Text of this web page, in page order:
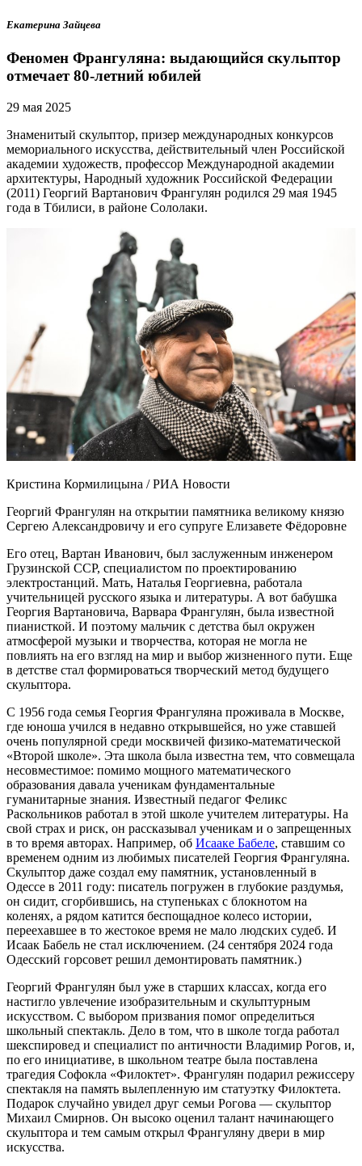
Екатерина Зайцева
Феномен Франгуляна: выдающийся скульптор
отмечает 80-летний юбилей
29 мая 2025
Знаменитый скульптор, призер международных конкурсов
мемориального искусства, действительный член Российской
академии художеств, профессор Международной академии
архитектуры, Народный художник Российской Федерации
(2011) Георгий Вартанович Франгулян родился 29 мая 1945
года в Тбилиси, в районе Сололаки.
Кристина Кормилицына / РИА Новости
Георгий Франгулян на открытии памятника великому князю
Сергею Александровичу и его супруге Елизавете Фёдоровне
Его отец, Вартан Иванович, был заслуженным инженером
Грузинской ССР, специалистом по проектированию
электростанций. Мать, Наталья Георгиевна, работала
учительницей русского языка и литературы. А вот бабушка
Георгия Вартановича, Варвара Франгулян, была известной
пианисткой. И поэтому мальчик с детства был окружен
атмосферой музыки и творчества, которая не могла не
повлиять на его взгляд на мир и выбор жизненного пути. Еще
в детстве стал формироваться творческий метод будущего
скульптора.
С 1956 года семья Георгия Франгуляна проживала в Москве,
где юноша учился в недавно открывшейся, но уже ставшей
очень популярной среди москвичей физико-математической
«Второй школе». Эта школа была известна тем, что совмещала
несовместимое: помимо мощного математического
образования давала ученикам фундаментальные
гуманитарные знания. Известный педагог Феликс
Раскольников работал в этой школе учителем литературы. На
свой страх и риск, он рассказывал ученикам и о запрещенных
в то время авторах. Например, об Исааке Бабеле, ставшим со
временем одним из любимых писателей Георгия Франгуляна.
Скульптор даже создал ему памятник, установленный в
Одессе в 2011 году: писатель погружен в глубокие раздумья,
он сидит, сгорбившись, на ступеньках с блокнотом на
коленях, а рядом катится беспощадное колесо истории,
переехавшее в то жестокое время не мало людских судеб. И
Исаак Бабель не стал исключением. (24 сентября 2024 года
Одесский горсовет решил демонтировать памятник.)
Георгий Франгулян был уже в старших классах, когда его
настигло увлечение изобразительным и скульптурным
искусством. С выбором призвания помог определиться
школьный спектакль. Дело в том, что в школе тогда работал
шекспировед и специалист по античности Владимир Рогов, и,
по его инициативе, в школьном театре была поставлена
трагедия Софокла «Филоктет». Франгулян подарил режиссеру
спектакля на память вылепленную им статуэтку Филоктета.
Подарок случайно увидел друг семьи Рогова — скульптор
Михаил Смирнов. Он высоко оценил талант начинающего
скульптора и тем самым открыл Франгуляну двери в мир
искусства.